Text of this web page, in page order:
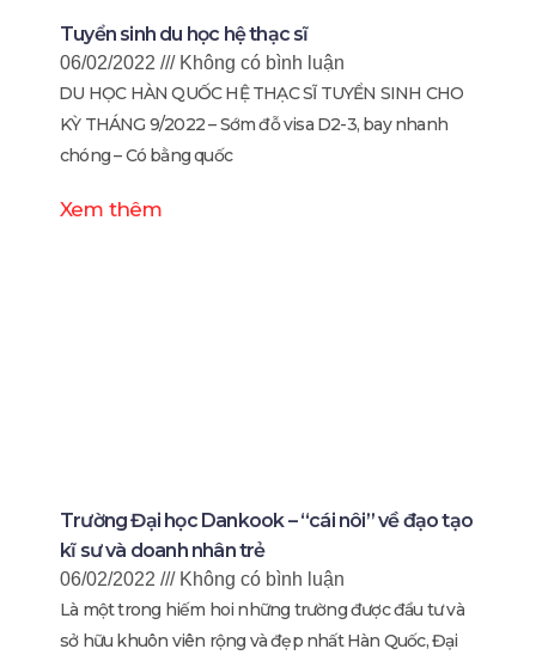
Tuyển sinh du học hệ thạc sĩ
06/02/2022 Không có bình luận
️DU HỌC HÀN QUỐC HỆ THẠC SĨ️ TUYỂN SINH CHO
KỲ THÁNG 9/2022 – Sớm đỗ visa D2-3, bay nhanh
chóng – Có bằng quốc
Xem thêm
Trường Đại học Dankook – “cái nôi” về đạo tạo
kĩ sư và doanh nhân trẻ
06/02/2022 Không có bình luận
Là một trong hiếm hoi những trường được đầu tư và
sở hữu khuôn viên rộng và đẹp nhất Hàn Quốc, Đại